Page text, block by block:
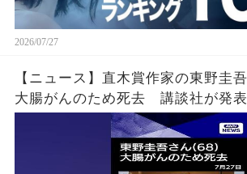
2026/07/27
【ニュース】直木賞作家の東野圭
大腸がんのため死去 講談社が発表